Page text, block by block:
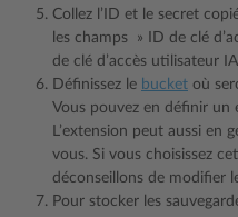
Collez l’ID et le secret
les champs » ID de clé
de clé d’accès utilisateur
Définissez le bucket où
Vous pouvez en définir un
L’extension peut aussi en
vous. Si vous choisissez
déconseillons de modifier
Pour stocker les